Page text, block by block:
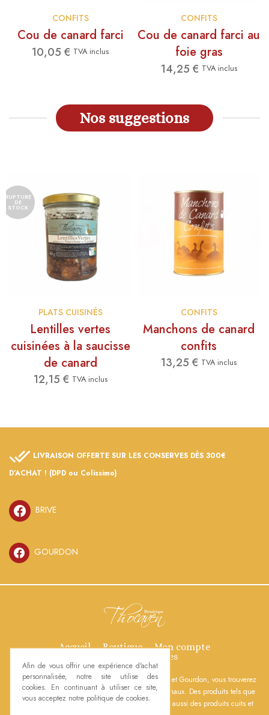
CONFITS
Cou de canard farci
10,05 € TVA inclus
CONFITS
Cou de canard farci au
foie gras
14,25 € TVA inclus
Nos suggestions
RUPTURE
DE
STOCK
PLATS CUISINÉS
Lentilles vertes
cuisinées à la saucisse
de canard
12,15 € TVA inclus
CONFITS
Manchons de canard
confits
13,25 € TVA inclus
LIVRAISON OFFERTE SUR LES CONSERVES DÈS 300€
D’ACHAT ! (DPD ou Colissimo)
BRIVE
GOURDON
Accueil Boutique
Mon compte
Mentions légales
Dans nos boutiques « Une ferme en ville » à Brive et Gourdon, vous trouverez
toute l’année une large gamme de produits régionaux. Des produits tels que
du fois gras, magrets, tournedos, saucisses, mais aussi des produits cuits et
Afin de vous offrir une expérience d'achat
personnalisée, notre site utilise des
cookies. En continuant à utiliser ce site,
vous acceptez notre politique de cookies.